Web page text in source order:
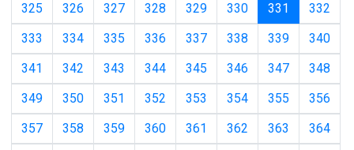
325
326 327 328 329 330 331 (current)
332
333
334 335 336 337 338 339
340
341
342 343 344 345 346 347
348
349
350 351 352 353 354 355
356
357
358 359 360 361 362 363
364